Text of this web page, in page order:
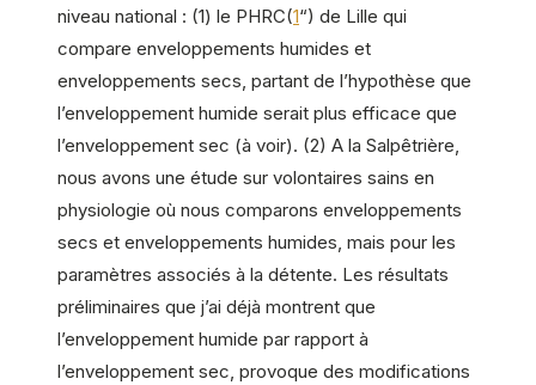
niveau national : (1) le PHRC(1“) de Lille qui
compare enveloppements humides et
enveloppements secs, partant de l’hypothèse que
l’enveloppement humide serait plus efficace que
l’enveloppement sec (à voir). (2) A la Salpêtrière,
nous avons une étude sur volontaires sains en
physiologie où nous comparons enveloppements
secs et enveloppements humides, mais pour les
paramètres associés à la détente. Les résultats
préliminaires que j’ai déjà montrent que
l’enveloppement humide par rapport à
l’enveloppement sec, provoque des modifications